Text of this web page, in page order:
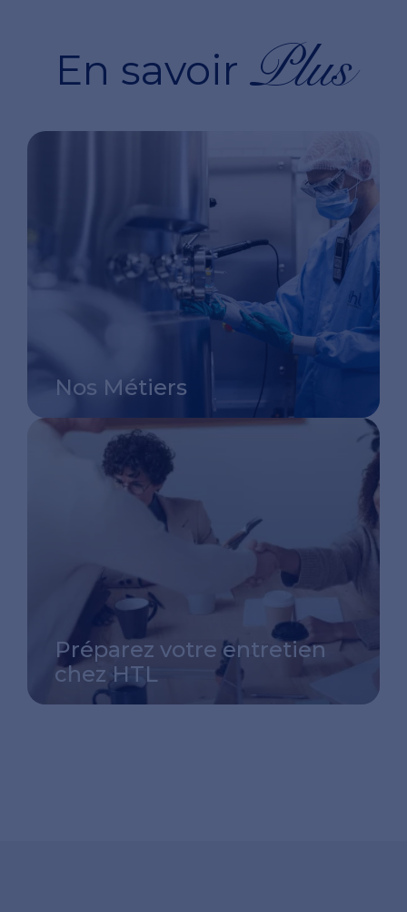
En savoir Plus
Nos Métiers
Préparez votre entretien
chez HTL